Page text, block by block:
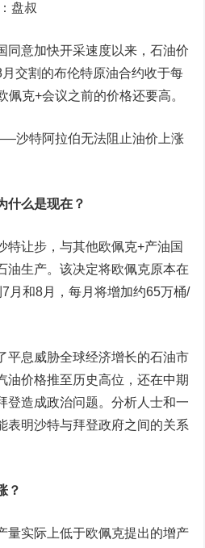
盘叔
意加快开采速度以来，石油价
交割的布伦特原油合约收于每
克+会议之前的价格还要高。
特阿拉伯无法阻止油价上涨
什么是现在？
让步，与其他欧佩克+产油国
油生产。该决定将欧佩克原本在
月和8月，每月将增加约65万桶/
息威胁全球经济增长的石油市
油价格推至历史高位，还在中期
登造成政治问题。分析人士和一
表明沙特与拜登政府之间的关系
？
实际上低于欧佩克提出的增产